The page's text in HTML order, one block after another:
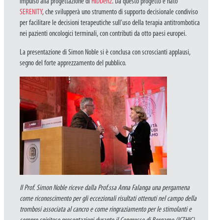
SERENITY, che svilupperà uno strumento di supporto decisionale condiviso
per facilitare le decisioni terapeutiche sull’uso della terapia antitrombotica
nei pazienti oncologici terminali, con contributi da otto paesi europei.
La presentazione di Simon Noble si è conclusa con scroscianti applausi,
segno del forte apprezzamento del pubblico.
Il Prof. Simon Noble riceve dalla Prof.ssa Anna Falanga una pergamena
come riconoscimento per gli eccezionali risultati ottenuti nel campo della
trombosi associata al cancro e come ringraziamento per le stimolanti e